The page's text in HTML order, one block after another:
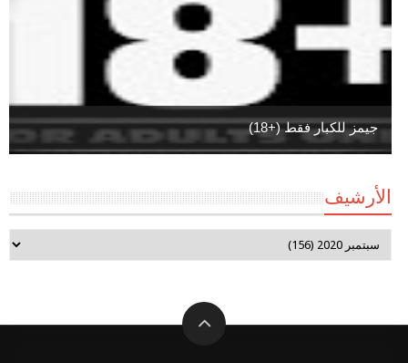
جيمز للكبار فقط (+18)
الأرشيف